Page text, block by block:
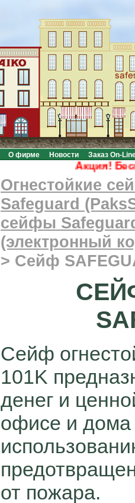
О фирме Новости Заказ On-
Акция!
Огнестойкие
Safeguard
сейфы
(электронный
> Сейф
Сейф
101K
денег и
офисе и дома
от пожара.